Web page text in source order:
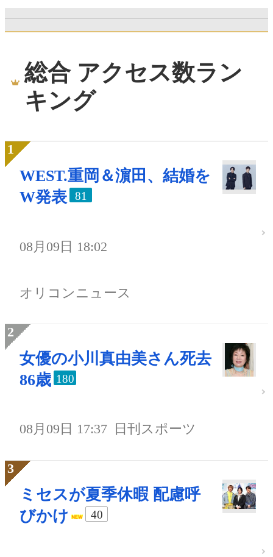
総合 アクセス数ラン
キング
WEST.重岡＆濵田、結婚を
W発表
81
08月09日 18:02
オリコンニュース
女優の小川真由美さん死去
86歳 180
08月09日 17:37 日刊スポーツ
ミセスが夏季休暇 配慮呼
びかけ
40